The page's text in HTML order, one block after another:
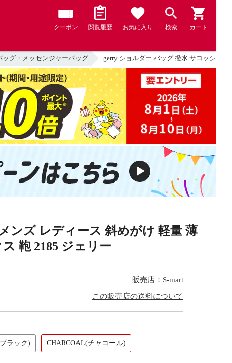
クーポン 閲覧履歴 お気に入り 検索 カート
ッグ・メッセンジャーバッグ gerry ショルダー バッグ 撥水 サコッシュ
ンズ レディース 斜めがけ 軽量 薄
鞄 2185 ジェリー
販売店：S-mart
この販売店の送料について
ラック) CHARCOAL(チャコール)